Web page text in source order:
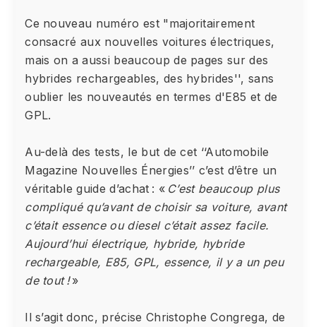
Ce nouveau numéro est "majoritairement
consacré aux nouvelles voitures électriques,
mais on a aussi beaucoup de pages sur des
hybrides rechargeables, des hybrides'', sans
oublier les nouveautés en termes d'E85 et de
GPL.
Au-delà des tests, le but de cet ‘‘Automobile
Magazine Nouvelles Énergies’’ c’est d’être un
véritable guide d’achat : « C’est beaucoup plus
compliqué qu’avant de choisir sa voiture, avant
c’était essence ou diesel c’était assez facile.
Aujourd’hui électrique, hybride, hybride
rechargeable, E85, GPL, essence, il y a un peu
de tout !»
Il s’agit donc, précise Christophe Congrega, de